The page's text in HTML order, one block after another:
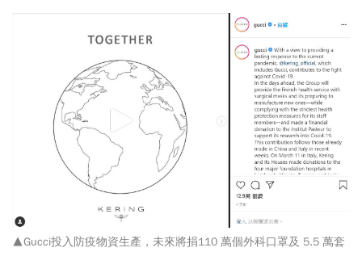
▲Gucci投入防疫物資生產，未來將捐110 萬個外科口罩及 5.5 萬套